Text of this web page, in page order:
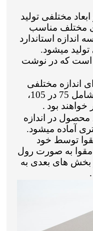
مختلفی تولید
مختلف مناسب
اندازه استاندارد
میشود.
است که در نوشت
اندازه مختلفی
هستند که مهم ترین موارد آن شامل 75 در 105،
.
محصول در اندازه
آماده میشود.
توسط خود
مقوا به صورت رول
بخش های بعدی به
.